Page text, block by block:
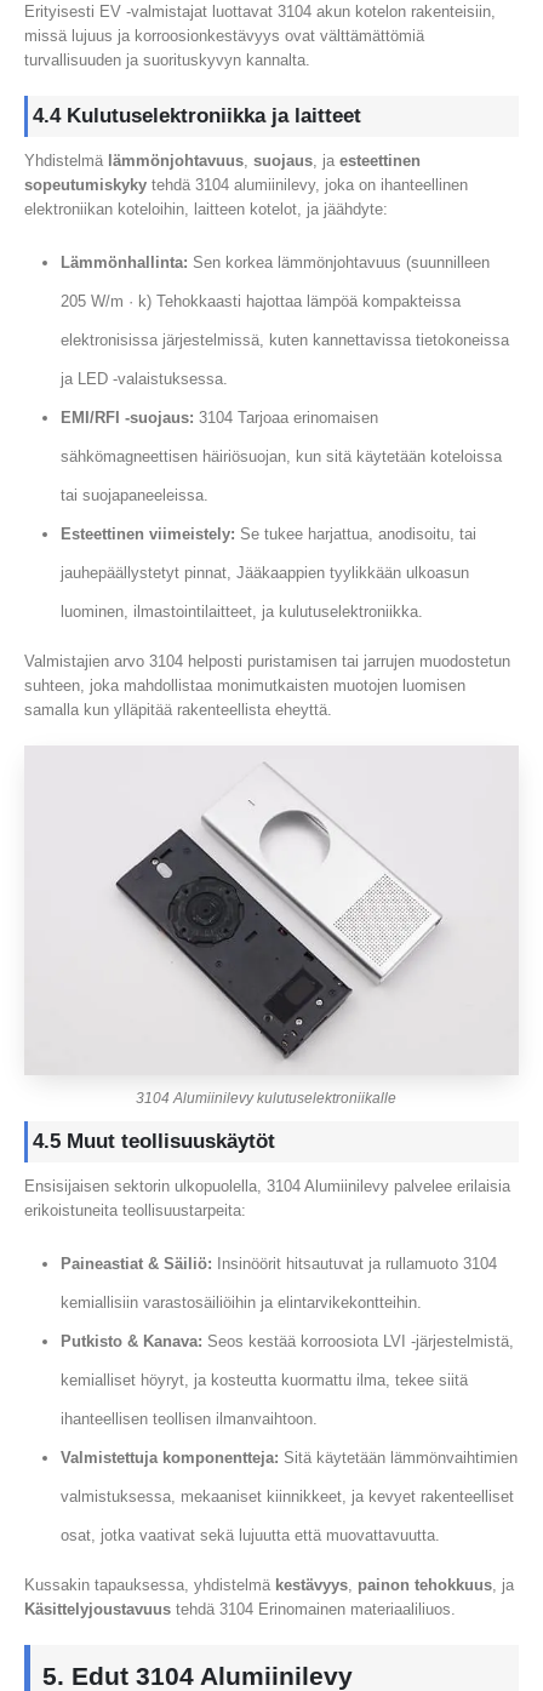
Erityisesti EV -valmistajat luottavat 3104 akun kotelon rakenteisiin,
missä lujuus ja korroosionkestävyys ovat välttämättömiä
turvallisuuden ja suorituskyvyn kannalta.
4.4 Kulutuselektroniikka ja laitteet
Yhdistelmä lämmönjohtavuus suojaus , ja esteettinen
sopeutumiskyky tehdä 3104 alumiinilevy, joka on ihanteellinen
elektroniikan koteloihin, laitteen kotelot, ja jäähdyte:
Lämmönhallinta: Sen korkea lämmönjohtavuus (suunnilleen
205 W/m · k) Tehokkaasti hajottaa lämpöä kompakteissa
elektronisissa järjestelmissä, kuten kannettavissa tietokoneissa
ja LED -valaistuksessa.
EMI/RFI -suojaus: 3104 Tarjoaa erinomaisen
sähkömagneettisen häiriösuojan, kun sitä käytetään koteloissa
tai suojapaneeleissa.
Esteettinen viimeistely: Se tukee harjattua, anodisoitu, tai
jauhepäällystetyt pinnat, Jääkaappien tyylikkään ulkoasun
luominen, ilmastointilaitteet, ja kulutuselektroniikka.
Valmistajien arvo 3104 helposti puristamisen tai jarrujen muodostetun
suhteen, joka mahdollistaa monimutkaisten muotojen luomisen
samalla kun ylläpitää rakenteellista eheyttä.
3104 Alumiinilevy kulutuselektroniikalle
4.5 Muut teollisuuskäytöt
Ensisijaisen sektorin ulkopuolella, 3104 Alumiinilevy palvelee erilaisia ​​
erikoistuneita teollisuustarpeita:
Paineastiat & Säiliö: Insinöörit hitsautuvat ja rullamuoto 3104
kemiallisiin varastosäiliöihin ja elintarvikekontteihin.
Putkisto & Kanava: Seos kestää korroosiota LVI -järjestelmistä,
kemialliset höyryt, ja kosteutta kuormattu ilma, tekee siitä
ihanteellisen teollisen ilmanvaihtoon.
Valmistettuja komponentteja: Sitä käytetään lämmönvaihtimien
valmistuksessa, mekaaniset kiinnikkeet, ja kevyet rakenteelliset
osat, jotka vaativat sekä lujuutta että muovattavuutta.
Kussakin tapauksessa, yhdistelmä kestävyys, painon tehokkuus, ja
Käsittelyjoustavuus tehdä 3104 Erinomainen materiaaliliuos.
5. Edut 3104 Alumiinilevy